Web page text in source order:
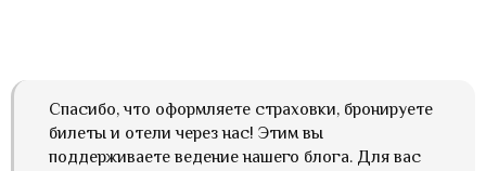
Спасибо, что оформляете страховки, бронируете
билеты и отели через нас! Этим вы
поддерживаете ведение нашего блога. Для вас